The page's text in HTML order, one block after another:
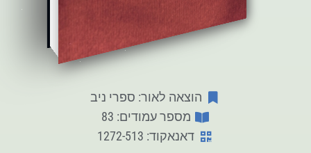
הוצאה לאור: ספרי ניב
מספר עמודים: 83
דאנאקוד: 1272-513